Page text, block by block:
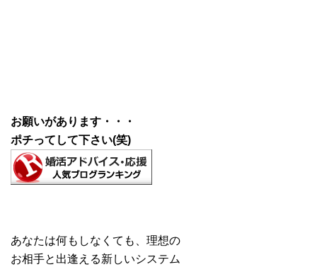
お願いがあります・・・
ポチってして下さい(笑)
あなたは何もしなくても、理想の
お相手と出逢える新しいシステム